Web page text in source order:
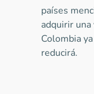
países
adquirir
Colombia
reducirá.